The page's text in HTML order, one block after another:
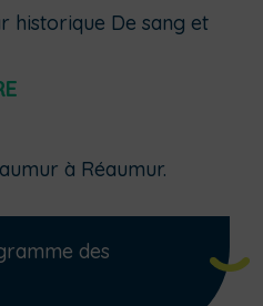
historique De sang et
à Réaumur.
des